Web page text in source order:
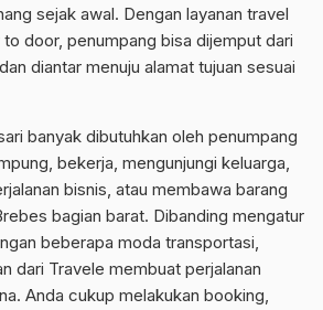
sejak awal. Dengan layanan travel
door, penumpang bisa dijemput dari
diantar menuju alamat tujuan sesuai
banyak dibutuhkan oleh penumpang
bekerja, mengunjungi keluarga,
bisnis, atau membawa barang
bagian barat. Dibanding mengatur
beberapa moda transportasi,
dari Travele membuat perjalanan
Anda cukup melakukan booking,